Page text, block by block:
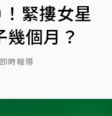
緊摟女星
個月？
時報導